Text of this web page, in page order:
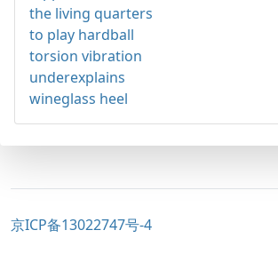
the living quarters
to play hardball
torsion vibration
underexplains
wineglass heel
京ICP备13022747号-4